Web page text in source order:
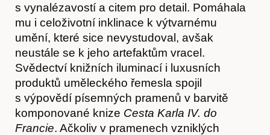
O nás
s vynalézavostí a citem pro detail. Pomáhala
mu i celoživotní inklinace k výtvarnému
umění, které sice nevystudoval, avšak
neustále se k jeho artefaktům vracel.
Svědectví knižních iluminací i luxusních
produktů uměleckého řemesla spojil
s výpovědí písemných pramenů v barvitě
komponované knize Cesta Karla IV. do
Francie. Ačkoliv v pramenech vzniklých